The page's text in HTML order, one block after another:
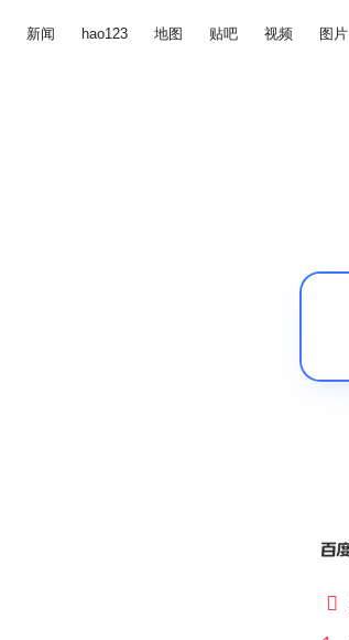
新闻 hao123 地图 贴吧 视频 图片
